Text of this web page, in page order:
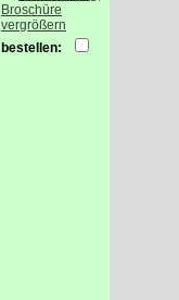
vergrößern
bestellen: